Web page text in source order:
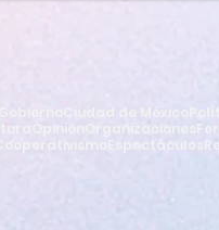
Organizaciones
Espectáculos